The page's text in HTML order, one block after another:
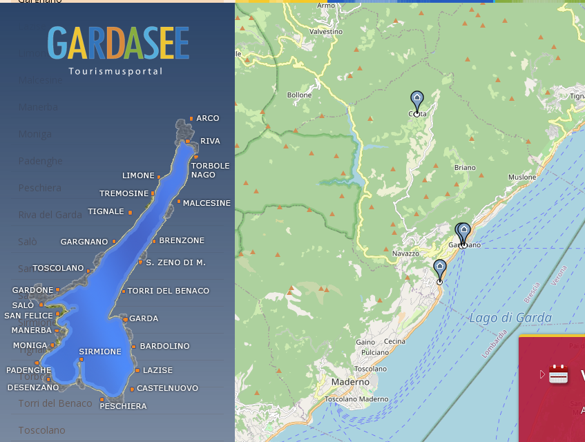
Limone
Padenghe
Peschiera
Riva del Garda
Salò
San Felice
San Zeno di Montagna
Sirmione
Tignale
Torbole - Nago
Torri del Benaco
Toscolano